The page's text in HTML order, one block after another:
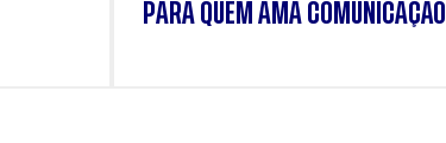
PARA QUEM AMA COMUNICAÇÃO